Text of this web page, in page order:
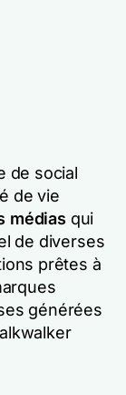
de social
de vie
médias qui
de diverses
prêtes à
générées